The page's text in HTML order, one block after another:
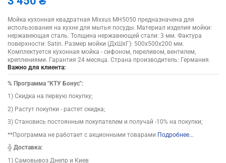
Мойка кухонная квадратная Mixxus MH5050 предназначена для
использования на кухне для мытья посуды. Материал изделия мойки:
нержавеющая сталь. Толщина нержавеющей стали: 3 мм. Фактура
поверхности: Satin. Размер мойки (ДхШхГ): 500х500х200 мм.
Комплектуется кухонная мойка - сифоном, переливом, вентилем,
креплениями. Гарантия 24 месяца. Страна производитель: Германия.
Важно для клиента:
% Программа "КТУ Бонус":
1) Скидка на первую покупку;
2) Растут покупки - растет скидка;
3) Становись постоянным покупателем и получай -10% на покупки;
**Программа не работает с акционными товарами Подробнее...
╬ Доставка:
1) Самовывоз Днепр и Киев